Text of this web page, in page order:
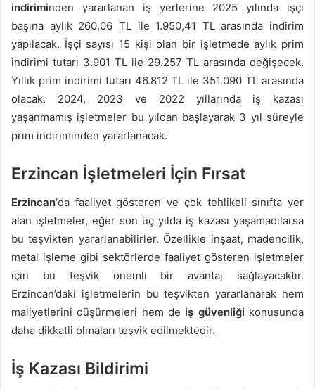
indiriminden yararlanan iş yerlerine 2025 yılında işçi
başına aylık 260,06 TL ile 1.950,41 TL arasında indirim
yapılacak. İşçi sayısı 15 kişi olan bir işletmede aylık prim
indirimi tutarı 3.901 TL ile 29.257 TL arasında değişecek.
Yıllık prim indirimi tutarı 46.812 TL ile 351.090 TL arasında
olacak. 2024, 2023 ve 2022 yıllarında iş kazası
yaşanmamış işletmeler bu yıldan başlayarak 3 yıl süreyle
prim indiriminden yararlanacak.
Erzincan İşletmeleri İçin Fırsat
Erzincan‘da faaliyet gösteren ve çok tehlikeli sınıfta yer
alan işletmeler, eğer son üç yılda iş kazası yaşamadılarsa
bu teşvikten yararlanabilirler. Özellikle inşaat, madencilik,
metal işleme gibi sektörlerde faaliyet gösteren işletmeler
için bu teşvik önemli bir avantaj sağlayacaktır.
Erzincan’daki işletmelerin bu teşvikten yararlanarak hem
maliyetlerini düşürmeleri hem de iş güvenliği konusunda
daha dikkatli olmaları teşvik edilmektedir.
İş Kazası Bildirimi